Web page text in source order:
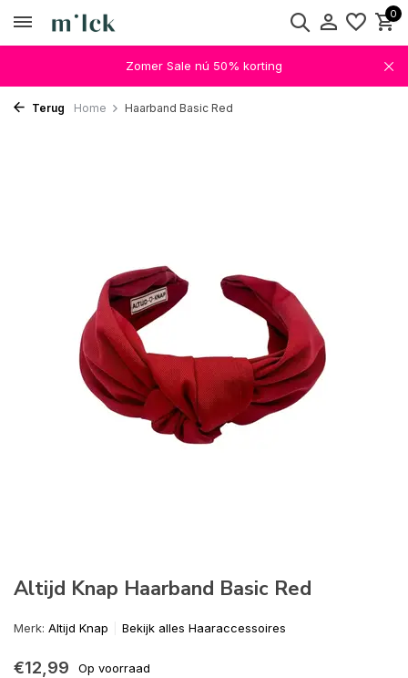
0
Zomer Sale nú 50% korting
Terug Home Haarband Basic Red
Altijd Knap Haarband Basic Red
Merk: Altijd Knap Bekijk alles Haaraccessoires
€12,99 Op voorraad